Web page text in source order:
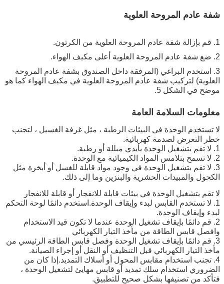
شفة عادم المروحة العلوية
1. قم بإزالة شفة عادم المروحة العلوية من الكرتون.
2. ضع شفة عادم المروحة العلوية أعلى مكيف الهواء.
3. استخدم البراغي (المرفقة داخل الصندوق بشفة عادم المروحة
العلوية) لتركيب شفة عادم المروحة العلوية في مكيف الهواء كما هو
موضح في الشكل 5.
معلومات السلامة العامة
لا تستخدم الوحدة في البيئات الرطبة ، مثل غرفة الغسيل ، لتجنب
خطر التعرض لصدمة كهربائية.
1. لا تقم بتشغيل الوحدة بأيدي مبللة أو رطبة.
2. لا تسمح بتلامس المواد الكيميائية مع الوحدة.
3. لا تقم بتشغيل الوحدة في وجود مواد قابلة للغسل أو أبخرة مثل
الكحول والمبيدات الحشرية والبنزين وما إلى ذلك.
لا تقم بتشغيل الوحدة في بيئات قابلة للانفجار أو قابلة للانفجار
1. لا تستخدم القابس لبدء وإيقاف الوحدة.استخدم دائمًا لوحة التحكم
لبدء وإيقاف الوحدة.
2. قم دائمًا بإيقاف تشغيل الوحدة عندما لا تكون قيد الاستخدام
وافصل قابس الطاقة من مأخذ التيار الكهربائي
3. قم دائمًا بإيقاف تشغيل الوحدة وفصل قابس الطاقة الرئيسي من
مأخذ التيار الكهربائي قبل التنظيف أو النقل أو إجراء الصيانة.
4. تجنب استخدام مقابس المحول أو أسلاك التمديد.إذا كان من
الضروري استخدام سلك تمديد أو قابس مهايئ لتشغيل الوحدة ،
فتأكد من تصنيفها بشكل صحيح للتطبيق.